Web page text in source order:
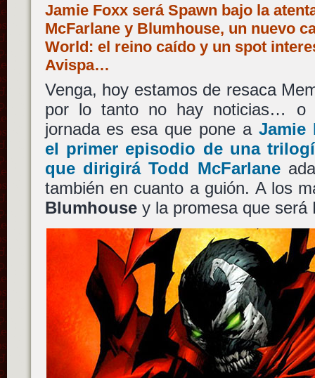
Jamie Foxx será Spawn bajo la
McFarlane y Blumhouse, un nuevo
World: el reino caído y un spot
Avispa…
Venga, hoy estamos de resaca
por lo tanto no hay noticias… o
jornada es esa que pone a Jamie
el primer episodio de una
que dirigiráTodd McFarlane
también en cuanto a guión. A los
Blumhousey la promesa que será